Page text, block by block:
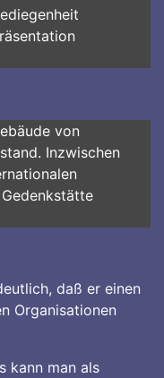
von
Inzwischen
daß er einen
Organisationen
kann man als